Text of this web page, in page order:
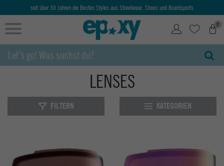
seit über 30 Jahren die Besten Styles aus Streetwear, Shoes und Boardsports
0
LENSES
FILTERN KATEGORIEN